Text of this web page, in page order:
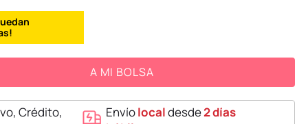
A MI BOLSA
Crédito,
Envíolocaldesde2 días